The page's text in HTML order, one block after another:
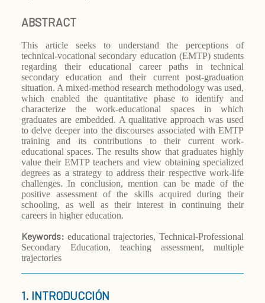
ABSTRACT
This article seeks to understand the perceptions of
technical-vocational secondary education (EMTP) students
regarding their educational career paths in technical
secondary education and their current post-graduation
situation. A mixed-method research methodology was used,
which enabled the quantitative phase to identify and
characterize the work-educational spaces in which
graduates are embedded. A qualitative approach was used
to delve deeper into the discourses associated with EMTP
training and its contributions to their current work-
educational spaces. The results show that graduates highly
value their EMTP teachers and view obtaining specialized
degrees as a strategy to address their respective work-life
challenges. In conclusion, mention can be made of the
positive assessment of the skills acquired during their
schooling, as well as their interest in continuing their
careers in higher education.
Keywords: educational trajectories, Technical-Professional
Secondary Education, teaching assessment, multiple
trajectories
1. INTRODUCCIÓN